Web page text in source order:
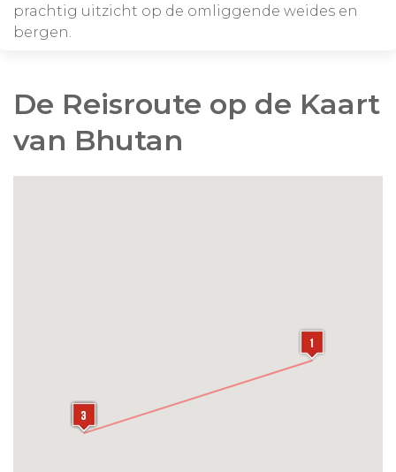
prachtig uitzicht op de omliggende weides en
bergen.
De Reisroute op de Kaart
van Bhutan